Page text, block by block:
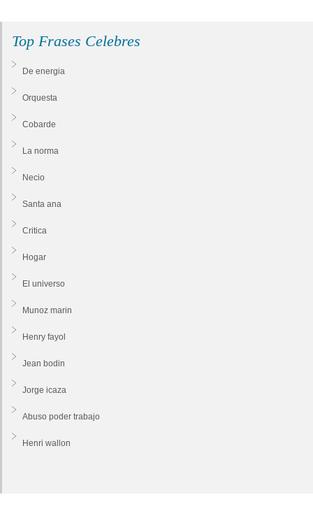
Top Frases Celebres
De energia
Orquesta
Cobarde
La norma
Necio
Santa ana
Critica
Hogar
El universo
Munoz marin
Henry fayol
Jean bodin
Jorge icaza
Abuso poder trabajo
Henri wallon